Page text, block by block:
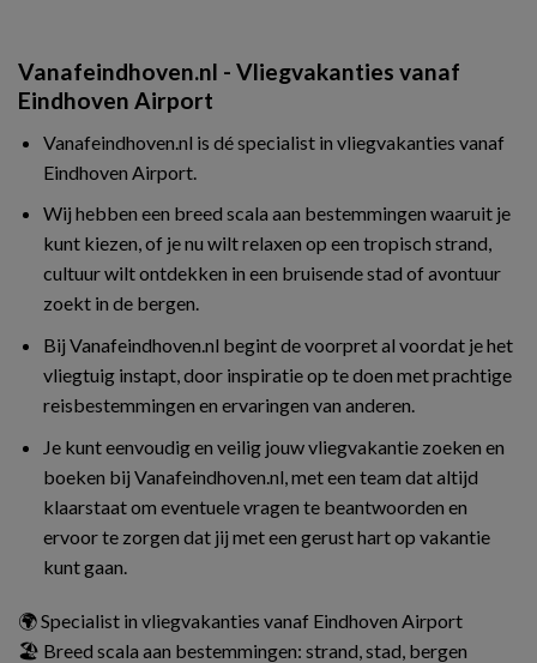
Vanafeindhoven.nl - Vliegvakanties vanaf
Eindhoven Airport
Vanafeindhoven.nl is dé specialist in vliegvakanties vanaf
Eindhoven Airport.
Wij hebben een breed scala aan bestemmingen waaruit je
kunt kiezen, of je nu wilt relaxen op een tropisch strand,
cultuur wilt ontdekken in een bruisende stad of avontuur
zoekt in de bergen.
Bij Vanafeindhoven.nl begint de voorpret al voordat je het
vliegtuig instapt, door inspiratie op te doen met prachtige
reisbestemmingen en ervaringen van anderen.
Je kunt eenvoudig en veilig jouw vliegvakantie zoeken en
boeken bij Vanafeindhoven.nl, met een team dat altijd
klaarstaat om eventuele vragen te beantwoorden en
ervoor te zorgen dat jij met een gerust hart op vakantie
kunt gaan.
🌍 Specialist in vliegvakanties vanaf Eindhoven Airport
🏖️ Breed scala aan bestemmingen: strand, stad, bergen